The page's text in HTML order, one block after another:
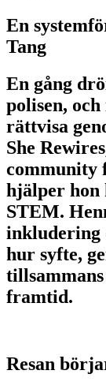
En
Tang
En gång
polisen,
rättvisa
She
community
hjälper hon
STEM.
inkludering
hur syfte,
framtid.
Resan